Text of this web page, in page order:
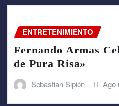
ENTRETENIMIENTO
Fernando Armas
de Pura Risa»
Sebastian Sipión Ago